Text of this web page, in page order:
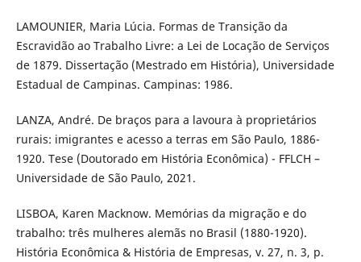
LAMOUNIER, Maria Lúcia. Formas de Transição da
Escravidão ao Trabalho Livre: a Lei de Locação de Serviços
de 1879. Dissertação (Mestrado em História), Universidade
Estadual de Campinas. Campinas: 1986.
LANZA, André. De braços para a lavoura à proprietários
rurais: imigrantes e acesso a terras em São Paulo, 1886-
1920. Tese (Doutorado em História Econômica) - FFLCH –
Universidade de São Paulo, 2021.
LISBOA, Karen Macknow. Memórias da migração e do
trabalho: três mulheres alemãs no Brasil (1880-1920).
História Econômica & História de Empresas, v. 27, n. 3, p.